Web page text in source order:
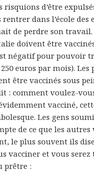
risquions d’être
dans l’école des
de perdre son travail.
doivent être
négatif pour pouvoir
euros par mois). Les
être vaccinés sous
: comment voulez-
vacciné,
Les gens
de ce que les autres
le plus souvent ils
vacciner et vous
prêtre :